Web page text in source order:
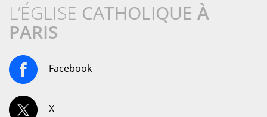
L’ÉGLISE CATHOLIQUE À
PARIS
Facebook
X